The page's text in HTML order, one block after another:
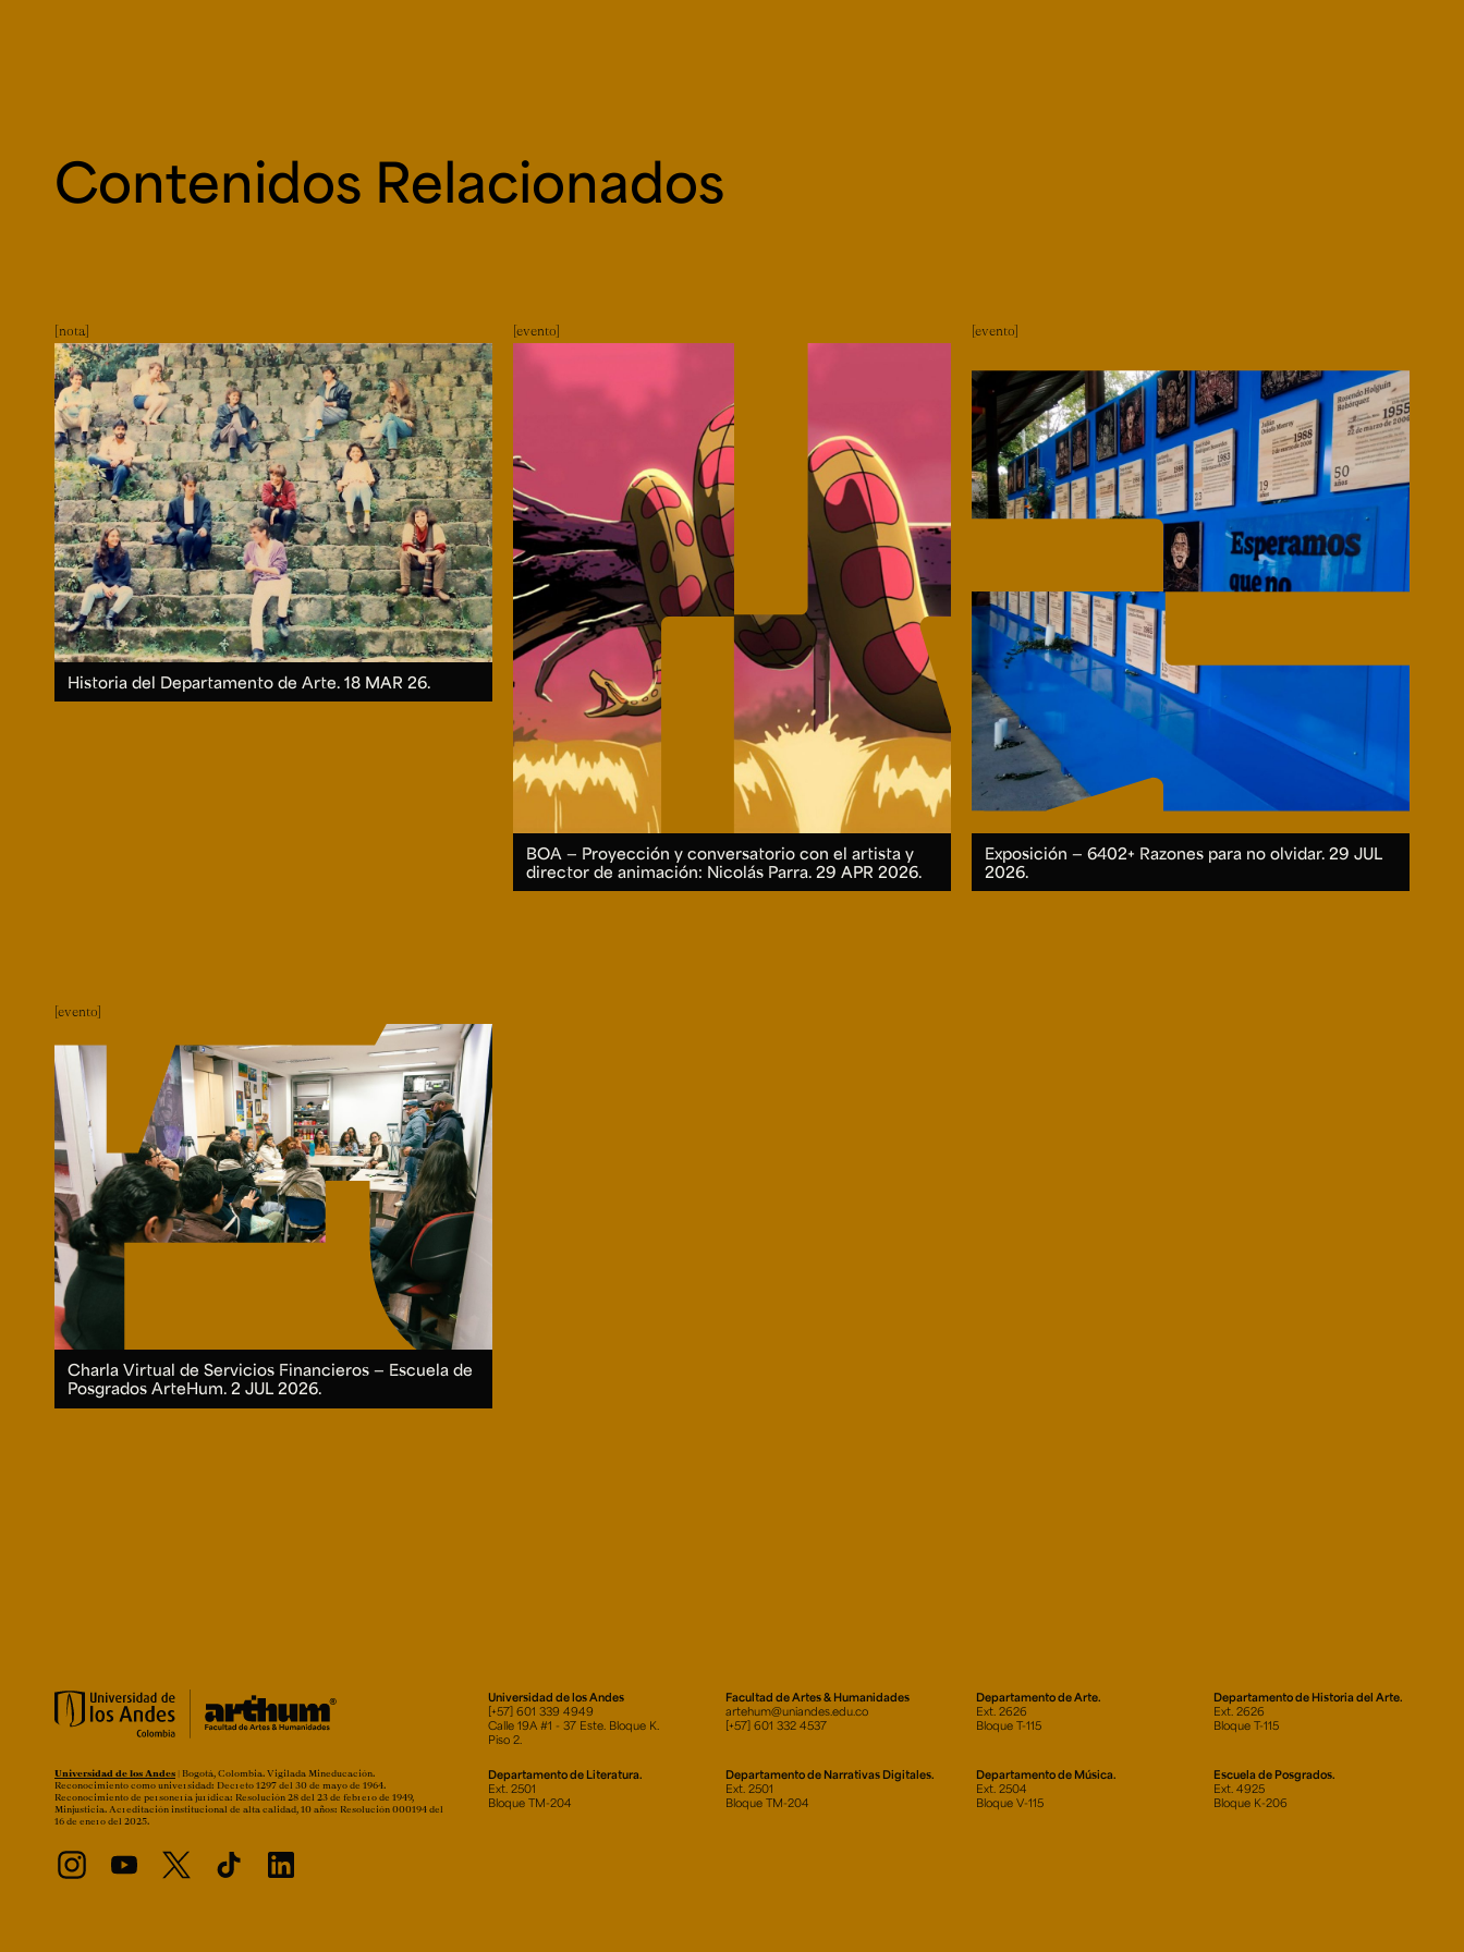
Contenidos Relacionados
nota
Historia del Departamento de Arte. 18 MAR 26.
evento
BOA — Proyección y conversatorio con el artista y
director de animación: Nicolás Parra.29 APR 2026.
evento
Exposición — 6402+ Razones para no olvidar.29 JUL
2026.
evento
Charla Virtual de Servicios Financieros — Escuela de
Posgrados ArteHum. 2 JUL 2026.
Universidad de los Andes
[+57] 601 339 4949
Calle 19A #1 - 37 Este. Bloque K.
Piso 2.
Facultad de Artes & Humanidades
artehum@uniandes.edu.co
[+57] 601 332 4537
Departamento de Arte.
Ext. 2626
Bloque T-115
Departamento de Historia del Arte.
Ext. 2626
Bloque T-115
Departamento de Literatura.
Ext. 2501
Bloque TM-204
Departamento de Narrativas Digitales.
Ext. 2501
Bloque TM-204
Departamento de Música.
Ext. 2504
Bloque V-115
Escuela de Posgrados.
Ext. 4925
Bloque K-206
Universidad de los Andes | Bogotá, Colombia. Vigilada Mineducación.
Reconocimiento como universidad: Decreto 1297 del 30 de mayo de 1964.
Reconocimiento de personería jurídica: Resolución 28 del 23 de febrero de 1949,
Minjusticia. Acreditación institucional de alta calidad, 10 años: Resolución 000194 del
16 de enero del 2025.